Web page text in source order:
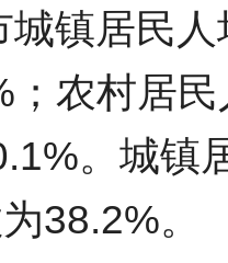
城镇居民
；农村居
。城镇
38.2%。